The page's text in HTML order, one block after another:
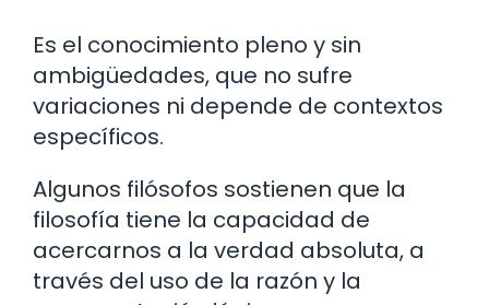
Es el conocimiento pleno y sin
ambigüedades, que no sufre
variaciones ni depende de contextos
específicos.
Algunos filósofos sostienen que la
filosofía tiene la capacidad de
acercarnos a la verdad absoluta, a
través del uso de la razón y la